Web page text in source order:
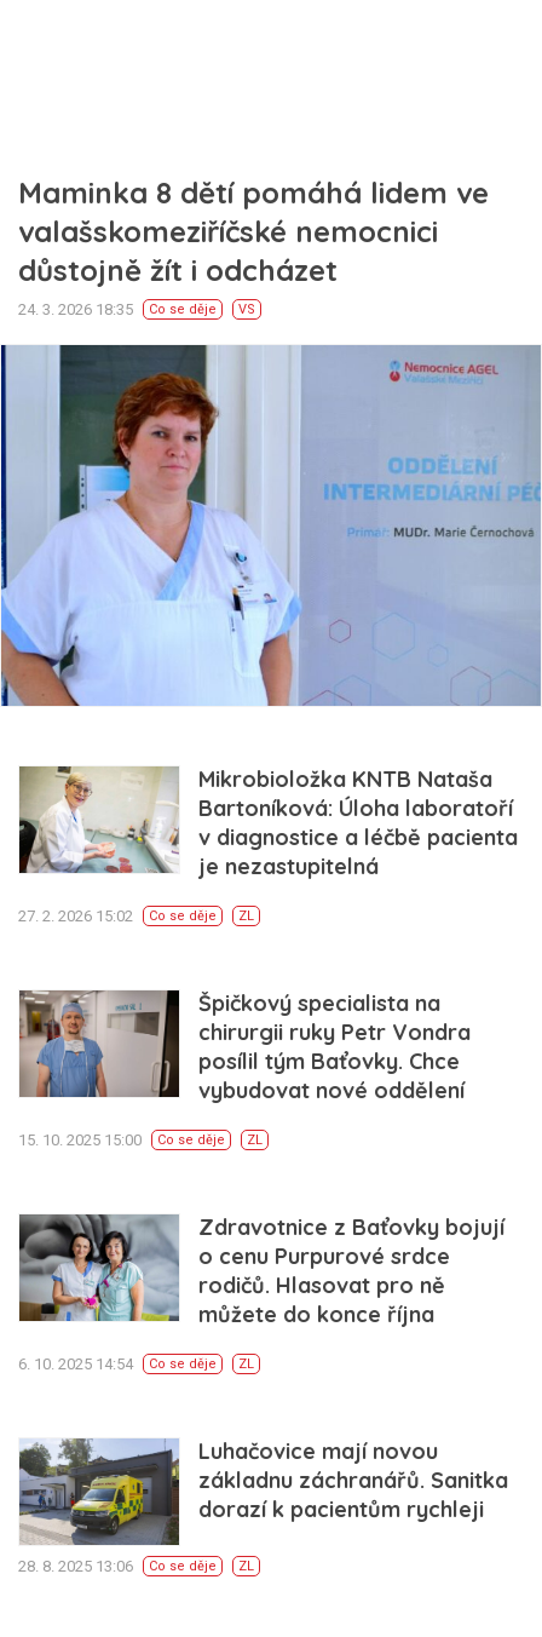
Maminka 8 dětí pomáhá lidem ve
valašskomeziříčské nemocnici
důstojně žít i odcházet
24. 3. 2026 18:35 Co se děje VS
Mikrobioložka KNTB Nataša
Bartoníková: Úloha laboratoří
v diagnostice a léčbě pacienta
je nezastupitelná
27. 2. 2026 15:02 Co se děje ZL
Špičkový specialista na
chirurgii ruky Petr Vondra
posílil tým Baťovky. Chce
vybudovat nové oddělení
15. 10. 2025 15:00 Co se děje ZL
Zdravotnice z Baťovky bojují
o cenu Purpurové srdce
rodičů. Hlasovat pro ně
můžete do konce října
6. 10. 2025 14:54 Co se děje ZL
Luhačovice mají novou
základnu záchranářů. Sanitka
dorazí k pacientům rychleji
28. 8. 2025 13:06 Co se děje ZL